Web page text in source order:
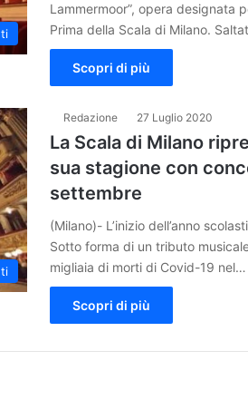
Lammermoor”, opera designata
Prima della Scala di Milano.
Scopri di più
Redazione 27 Luglio 2020
La Scala di Milano
sua stagione con
settembre
(Milano)- L’inizio dell’anno
Sotto forma di un tributo
migliaia di morti di Covid-19 nel…
Scopri di più